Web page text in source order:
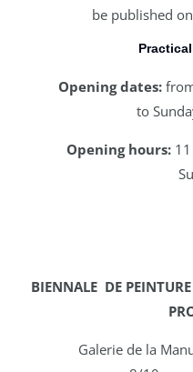
be published
Opening dates:
to
Opening hours:
BIENNALE DE PEINTURE
Galerie de la